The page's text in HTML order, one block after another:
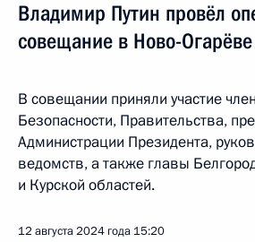
Владимир Путин провёл
совещание в Ново-Огарёве
В совещании приняли участие
Безопасности, Правительства,
Администрации Президента,
ведомств, а также главы
и Курской областей.
12 августа 2024 года 15:20